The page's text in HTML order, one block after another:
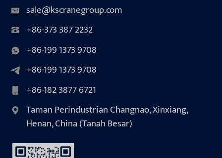
sale@kscranegroup.com
+86-373 387 2232
+86-199 1373 9708
+86-199 1373 9708
+86-182 3877 6721
Taman Perindustrian Changnao, Xinxiang,
Henan, China (Tanah Besar)